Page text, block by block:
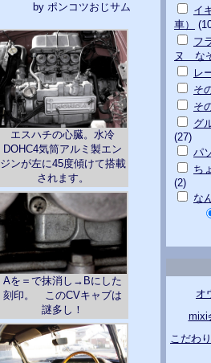
by ポンコツおじサム
エスハチの心臓。水冷
DOHC4気筒アルミ製エン
ジンが左に45度傾けて搭載
されます。
Aを＝で抹消し→Bにした
刻印。 このCVキャブは
謎多し！
イ
車）
フ
ヌ な
レ
そ
そ
グ
(27)
パ
ち
(2)
な
オ
mixi
こだわ